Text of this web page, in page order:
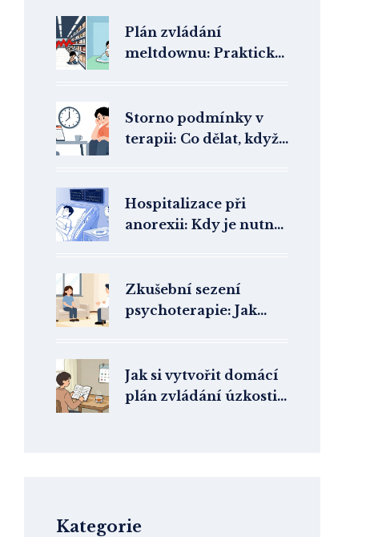
Plán zvládání
meltdownu: Praktický
Storno podmínky v
terapii: Co dělat, když
Hospitalizace při
anorexii: Kdy je nutná
Zkušební sezení
psychoterapie: Jak
odnést
Jak si vytvořit domácí
plán zvládání úzkosti:
Kategorie